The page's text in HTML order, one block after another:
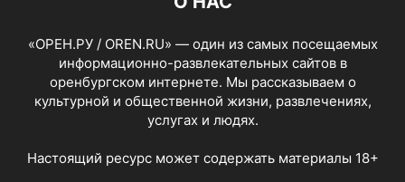
«ОРЕН.РУ / OREN.RU» — один из самых посещаемых
информационно-развлекательных сайтов в
оренбургском интернете. Мы рассказываем о
культурной и общественной жизни, развлечениях,
услугах и людях.
Настоящий ресурс может содержать материалы 18+